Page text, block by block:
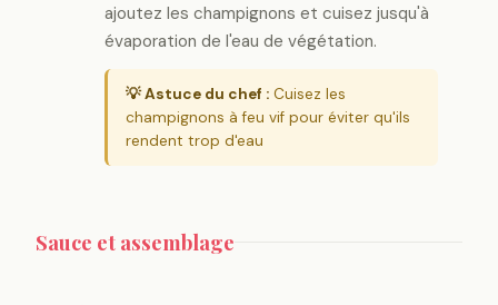
ajoutez les champignons et cuisez jusqu'à
évaporation de l'eau de végétation.
💡 Astuce du chef : Cuisez les
champignons à feu vif pour éviter qu'ils
rendent trop d'eau
Sauce et assemblage